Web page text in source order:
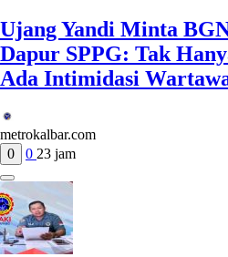
Ujang Yandi Minta
Dapur SPPG: Tak
Ada Intimidasi
metrokalbar.com
0
0 23 jam